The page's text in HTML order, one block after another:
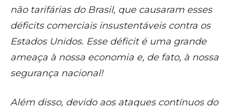
não tarifárias do Brasil, que causaram esses
déficits comerciais insustentáveis contra os
Estados Unidos. Esse déficit é uma grande
ameaça à nossa economia e, de fato, à nossa
segurança nacional!
Além disso, devido aos ataques contínuos do